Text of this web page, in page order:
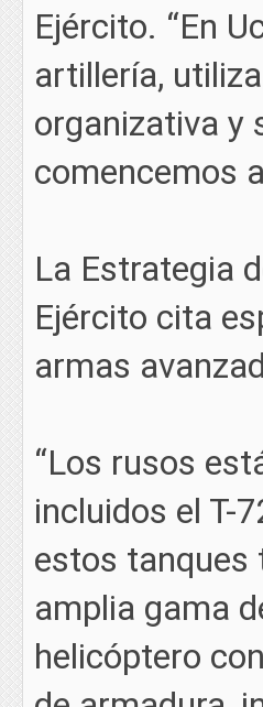
Ejército. “En
artillería,
organizativa y
comencemos
La Estrategia
Ejército cita
armas
“Los rusos
incluidos el T-
estos tanques
amplia gama
helicóptero